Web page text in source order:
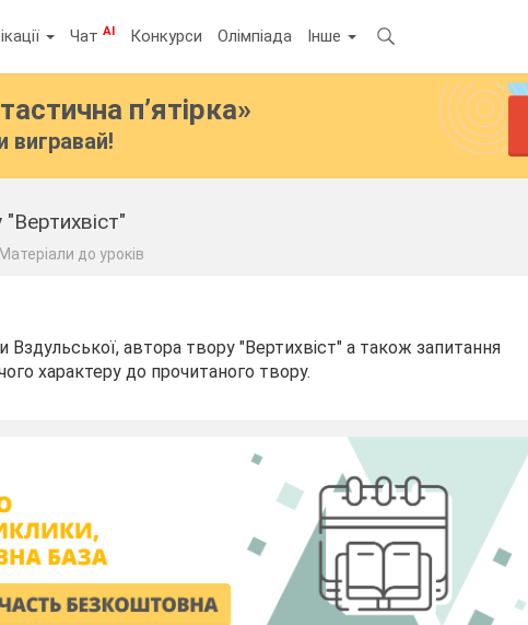
ЧатAI Конкурси Олімпіада Інше
п’ятірка»
вигравай!
Матеріали до уроків
Вздульської, автора твору "Вертихвіст" а також запитання
характеру до прочитаного твору.